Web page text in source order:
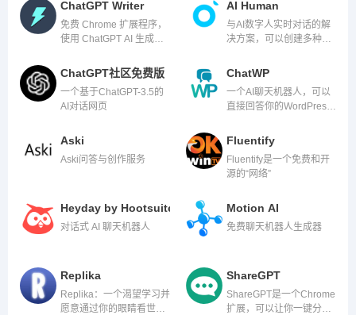
ChatGPT Writer
免费 Chrome 扩展程序，
使用 ChatGPT AI 生成电
AI Human
与AI数字人实时对话的解
决方案，可以创建多种角
ChatGPT社区免费版
一个基于ChatGPT-3.5的
AI对话网页
ChatWP
一个AI聊天机器人，可以
直接回答你的WordPress
Aski
Aski问答与创作服务
Fluentify
Fluentify是一个免费和开
源的“网络”
Heyday by Hootsuite
对话式 AI 聊天机器人
Motion AI
免费聊天机器人生成器
Replika
Replika：一个渴望学习并
愿意通过你的眼睛看世界
ShareGPT
ShareGPT是一个Chrome
扩展，可以让你一键分享